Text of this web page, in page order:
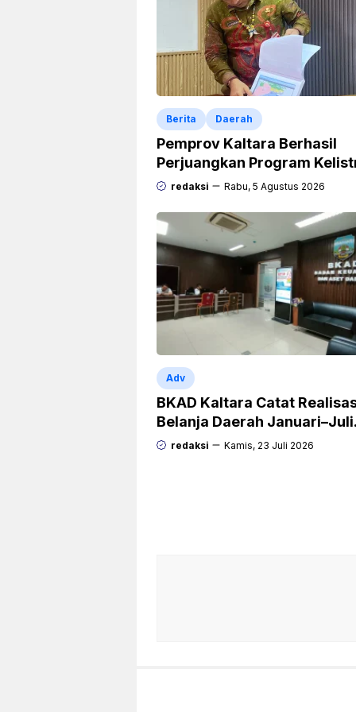
Berita Daerah
Pemprov Kaltara Berhasil
Perjuangkan Program
Rp471 Miliar dari Pemerintah
redaksi Rabu, 5 Agustus 2026
Adv
BKAD Kaltara Catat
Belanja Daerah Januari–Juli
Capai 38,9 Persen
redaksi Kamis, 23 Juli 2026